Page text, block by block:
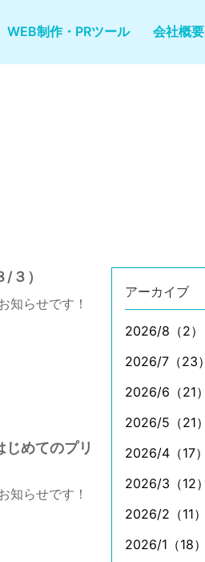
WEB制作・PRツール 会社概要
３）
知らせです！
めてのプリ
知らせです！
アーカイブ
2026/8（2）
2026/7（23）
2026/6（21）
2026/5（21）
2026/4（17）
2026/3（12）
2026/2（11）
2026/1（18）